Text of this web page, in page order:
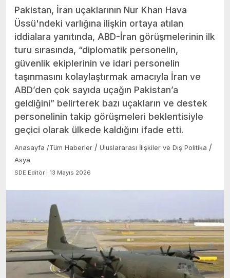
Pakistan, İran uçaklarının Nur Khan Hava
Üssü'ndeki varlığına ilişkin ortaya atılan
iddialara yanıtında, ABD-İran görüşmelerinin ilk
turu sırasında, “diplomatik personelin,
güvenlik ekiplerinin ve idari personelin
taşınmasını kolaylaştırmak amacıyla İran ve
ABD’den çok sayıda uçağın Pakistan’a
geldiğini” belirterek bazı uçakların ve destek
personelinin takip görüşmeleri beklentisiyle
geçici olarak ülkede kaldığını ifade etti.
Anasayfa /Tüm Haberler / Uluslararası İlişkiler ve Dış Politika /
Asya
SDE Editör | 13 Mayıs 2026